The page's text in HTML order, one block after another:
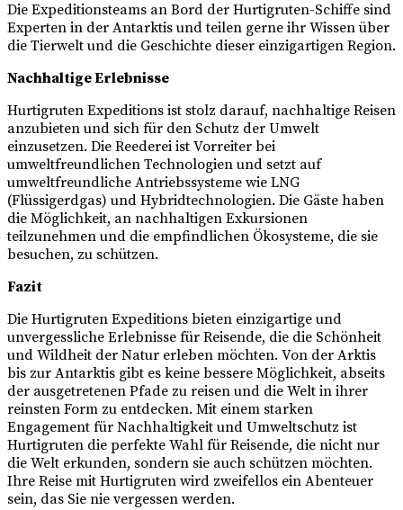
Die Expeditionsteams an Bord der Hurtigruten-Schiffe sind
Experten in der Antarktis und teilen gerne ihr Wissen über
die Tierwelt und die Geschichte dieser einzigartigen Region.
Nachhaltige Erlebnisse
Hurtigruten Expeditions ist stolz darauf, nachhaltige Reisen
anzubieten und sich für den Schutz der Umwelt
einzusetzen. Die Reederei ist Vorreiter bei
umweltfreundlichen Technologien und setzt auf
umweltfreundliche Antriebssysteme wie LNG
(Flüssigerdgas) und Hybridtechnologien. Die Gäste haben
die Möglichkeit, an nachhaltigen Exkursionen
teilzunehmen und die empfindlichen Ökosysteme, die sie
besuchen, zu schützen.
Fazit
Die Hurtigruten Expeditions bieten einzigartige und
unvergessliche Erlebnisse für Reisende, die die Schönheit
und Wildheit der Natur erleben möchten. Von der Arktis
bis zur Antarktis gibt es keine bessere Möglichkeit, abseits
der ausgetretenen Pfade zu reisen und die Welt in ihrer
reinsten Form zu entdecken. Mit einem starken
Engagement für Nachhaltigkeit und Umweltschutz ist
Hurtigruten die perfekte Wahl für Reisende, die nicht nur
die Welt erkunden, sondern sie auch schützen möchten.
Ihre Reise mit Hurtigruten wird zweifellos ein Abenteuer
sein, das Sie nie vergessen werden.